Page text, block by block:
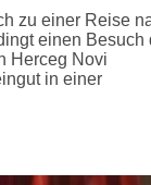
zu einer Reise
einen Besuch
Herceg Novi
in einer